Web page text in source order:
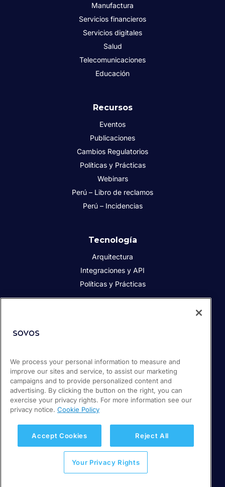
Manufactura
Servicios financieros
Servicios digitales
Salud
Telecomunicaciones
Educación
Recursos
Eventos
Publicaciones
Cambios Regulatorios
Políticas y Prácticas
Webinars
Perú – Libro de reclamos
Perú – Incidencias
Tecnología
Arquitectura
Integraciones y API
Políticas y Prácticas
Responsabilidad social
Soporte / Portal de clientes
Empleos
Política de Privacidad
We process your personal information to measure and
improve our sites and service, to assist our marketing
campaigns and to provide personalized content and
advertising. By clicking the button on the right, you can
exercise your privacy rights. For more information see our
privacy notice. Cookie Policy
Accept Cookies Reject All
Your Privacy Rights